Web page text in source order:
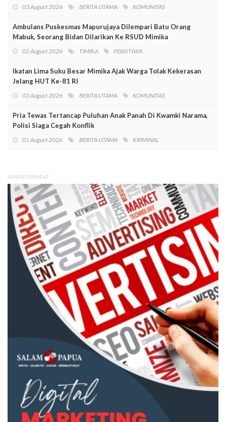
03 August 2026 BERITA UTAMA KOMUNITAS
Ambulans Puskesmas Mapurujaya Dilempari Batu Orang
Mabuk, Seorang Bidan Dilarikan Ke RSUD Mimika
02 August 2026 TIMIKA PERISTIWA
Ikatan Lima Suku Besar Mimika Ajak Warga Tolak Kekerasan
Jelang HUT Ke-81 RI
03 August 2026 BERITA UTAMA KOMUNITAS
Pria Tewas Tertancap Puluhan Anak Panah Di Kwamki Narama,
Polisi Siaga Cegah Konflik
01 August 2026 BERITA UTAMA KRIMINAL
ADVERTISEMENT